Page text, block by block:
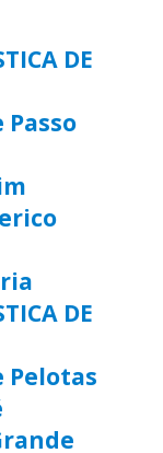
DE
DE
Pelotas